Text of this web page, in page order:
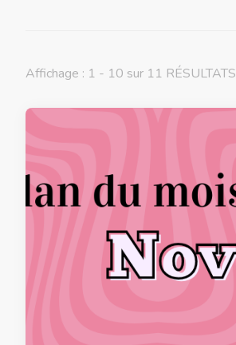
Affichage : 1 - 10 sur 11 RÉSULTATS